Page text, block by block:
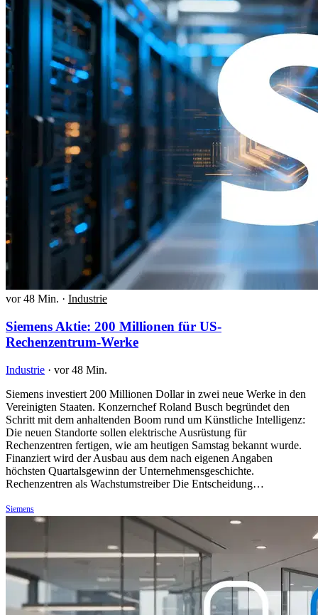
vor 48 Min. · Industrie
Siemens Aktie: 200 Millionen für US-
Rechenzentrum-Werke
Industrie · vor 48 Min.
Siemens investiert 200 Millionen Dollar in zwei neue Werke in den
Vereinigten Staaten. Konzernchef Roland Busch begründet den
Schritt mit dem anhaltenden Boom rund um Künstliche Intelligenz:
Die neuen Standorte sollen elektrische Ausrüstung für
Rechenzentren fertigen, wie am heutigen Samstag bekannt wurde.
Finanziert wird der Ausbau aus dem nach eigenen Angaben
höchsten Quartalsgewinn der Unternehmensgeschichte.
Rechenzentren als Wachstumstreiber Die Entscheidung…
Siemens